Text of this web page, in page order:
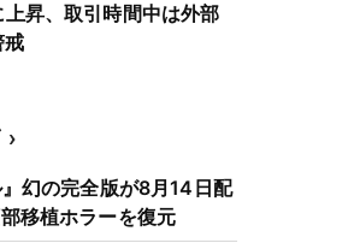
昇、取引時間中は外部
戒
幻の完全版が8月14日配
移植ホラーを復元